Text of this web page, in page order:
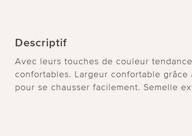
Descriptif
Avec leurs touches de couleur
confortables. Largeur confortable
pour se chausser facilement. Semelle